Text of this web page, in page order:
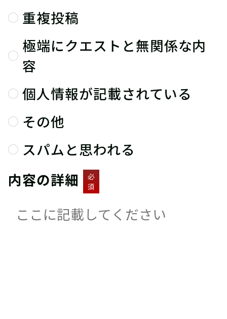
重複投稿
極端にクエストと無関係な内
容
個人情報が記載されている
その他
スパムと思われる
内容の詳細
必
須